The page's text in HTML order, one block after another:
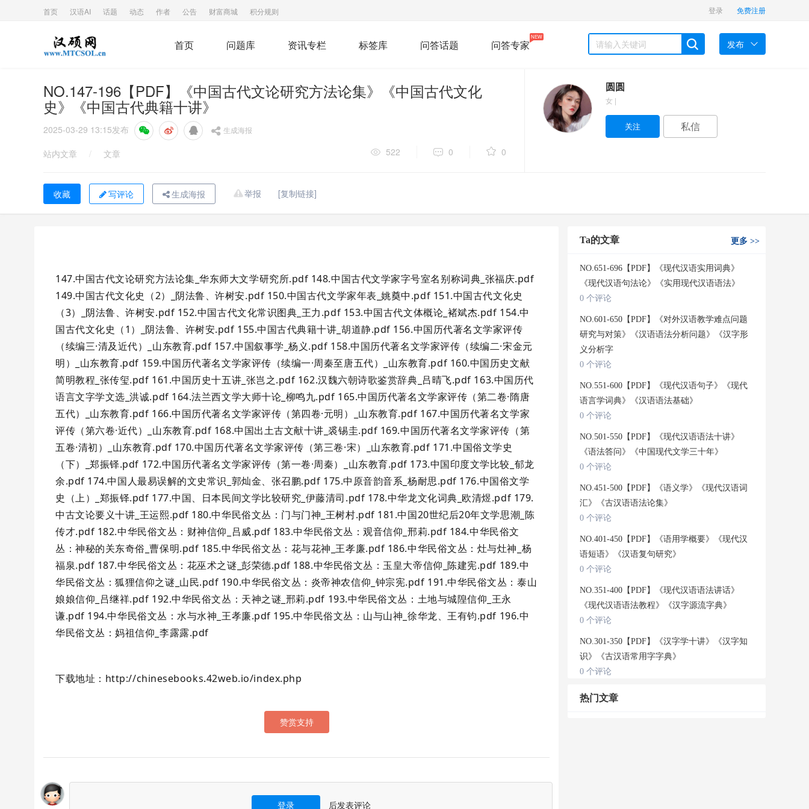
首页 汉语AI 话题 动态 作者 公告 财富商城 积分规则 登录 免费注册
首页 问题库 资讯专栏 标签库 问答话题 问答专家
NEW
发布
NO.147-196【PDF】《中国古代文论研究方法论集》《中国古代文化
史》《中国古代典籍十讲》
2025-03-29 13:15发布 生成海报
站内文章 / 文章 522 0 0
圆圆
女 |
私信
[复制链接]
举报
写评论 生成海报
147.中国古代文论研究方法论集_华东师大文学研究所.pdf 148.中国古代文学家字号室名别称词典_张福庆.pdf
149.中国古代文化史（2）_阴法鲁、许树安.pdf 150.中国古代文学家年表_姚奠中.pdf 151.中国古代文化史
（3）_阴法鲁、许树安.pdf 152.中国古代文化常识图典_王力.pdf 153.中国古代文体概论_褚斌杰.pdf 154.中
国古代文化史（1）_阴法鲁、许树安.pdf 155.中国古代典籍十讲_胡道静.pdf 156.中国历代著名文学家评传
（续编三·清及近代）_山东教育.pdf 157.中国叙事学_杨义.pdf 158.中国历代著名文学家评传（续编二·宋金元
明）_山东教育.pdf 159.中国历代著名文学家评传（续编一·周秦至唐五代）_山东教育.pdf 160.中国历史文献
简明教程_张传玺.pdf 161.中国历史十五讲_张岂之.pdf 162.汉魏六朝诗歌鉴赏辞典_吕晴飞.pdf 163.中国历代
语言文字学文选_洪诚.pdf 164.法兰西文学大师十论_柳鸣九.pdf 165.中国历代著名文学家评传（第二卷·隋唐
五代）_山东教育.pdf 166.中国历代著名文学家评传（第四卷·元明）_山东教育.pdf 167.中国历代著名文学家
评传（第六卷·近代）_山东教育.pdf 168.中国出土古文献十讲_裘锡圭.pdf 169.中国历代著名文学家评传（第
五卷·清初）_山东教育.pdf 170.中国历代著名文学家评传（第三卷·宋）_山东教育.pdf 171.中国俗文学史
（下）_郑振铎.pdf 172.中国历代著名文学家评传（第一卷·周秦）_山东教育.pdf 173.中国印度文学比较_郁龙
余.pdf 174.中国人最易误解的文史常识_郭灿金、张召鹏.pdf 175.中原音韵音系_杨耐思.pdf 176.中国俗文学
史（上）_郑振铎.pdf 177.中国、日本民间文学比较研究_伊藤清司.pdf 178.中华龙文化词典_欧清煜.pdf 179.
中古文论要义十讲_王运熙.pdf 180.中华民俗文丛：门与门神_王树村.pdf 181.中国20世纪后20年文学思潮_陈
传才.pdf 182.中华民俗文丛：财神信仰_吕威.pdf 183.中华民俗文丛：观音信仰_邢莉.pdf 184.中华民俗文
丛：神秘的关东奇俗_曹保明.pdf 185.中华民俗文丛：花与花神_王孝廉.pdf 186.中华民俗文丛：灶与灶神_杨
福泉.pdf 187.中华民俗文丛：花巫术之谜_彭荣德.pdf 188.中华民俗文丛：玉皇大帝信仰_陈建宪.pdf 189.中
华民俗文丛：狐狸信仰之谜_山民.pdf 190.中华民俗文丛：炎帝神农信仰_钟宗宪.pdf 191.中华民俗文丛：泰山
娘娘信仰_吕继祥.pdf 192.中华民俗文丛：天神之谜_邢莉.pdf 193.中华民俗文丛：土地与城隍信仰_王永
谦.pdf 194.中华民俗文丛：水与水神_王孝廉.pdf 195.中华民俗文丛：山与山神_徐华龙、王有钧.pdf 196.中
华民俗文丛：妈祖信仰_李露露.pdf
下载地址：http://chinesebooks.42web.io/index.php
赞赏支持
登录 后发表评论
Ta的文章 更多>>
NO.651-696【PDF】《现代汉语实用词典》
《现代汉语句法论》《实用现代汉语语法》
0 个评论
NO.601-650【PDF】《对外汉语教学难点问题
研究与对策》《汉语语法分析问题》《汉字形
义分析字
0 个评论
NO.551-600【PDF】《现代汉语句子》《现代
语言学词典》《汉语语法基础》
0 个评论
NO.501-550【PDF】《现代汉语语法十讲》
《语法答问》《中国现代文学三十年》
0 个评论
NO.451-500【PDF】《语义学》《现代汉语词
汇》《古汉语语法论集》
0 个评论
NO.401-450【PDF】《语用学概要》《现代汉
语短语》《汉语复句研究》
0 个评论
NO.351-400【PDF】《现代汉语语法讲话》
《现代汉语语法教程》《汉字源流字典》
0 个评论
NO.301-350【PDF】《汉字学十讲》《汉字知
识》《古汉语常用字字典》
0 个评论
热门文章